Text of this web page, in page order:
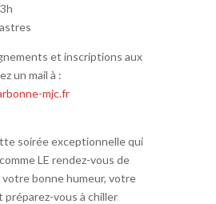
et inscriptions aux
un mail à :
mjc.fr
soirée exceptionnelle qui
LE rendez-vous de
votre bonne humeur, votre
vous à chiller